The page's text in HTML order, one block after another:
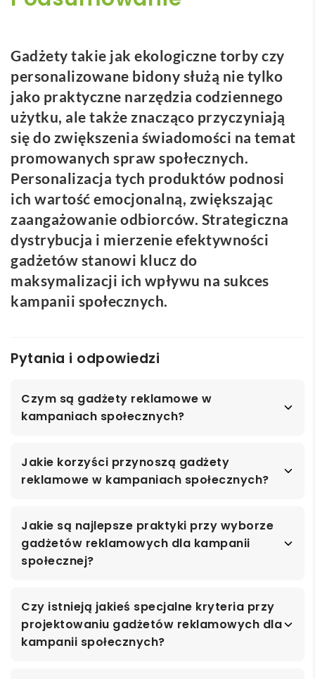
Gadżety takie jak ekologiczne torby czy
personalizowane bidony służą nie tylko
jako praktyczne narzędzia codziennego
użytku, ale także znacząco przyczyniają
się do zwiększenia świadomości na temat
promowanych spraw społecznych.
Personalizacja tych produktów podnosi
ich wartość emocjonalną, zwiększając
zaangażowanie odbiorców. Strategiczna
dystrybucja i mierzenie efektywności
gadżetów stanowi klucz do
maksymalizacji ich wpływu na sukces
kampanii społecznych.
Pytania i odpowiedzi
Czym są gadżety reklamowe w
kampaniach społecznych?
Jakie korzyści przynoszą gadżety
reklamowe w kampaniach społecznych?
Jakie są najlepsze praktyki przy wyborze
gadżetów reklamowych dla kampanii
społecznej?
Czy istnieją jakieś specjalne kryteria przy
projektowaniu gadżetów reklamowych dla
kampanii społecznych?